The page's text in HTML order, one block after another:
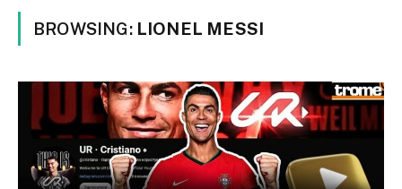
BROWSING: LIONEL MESSI